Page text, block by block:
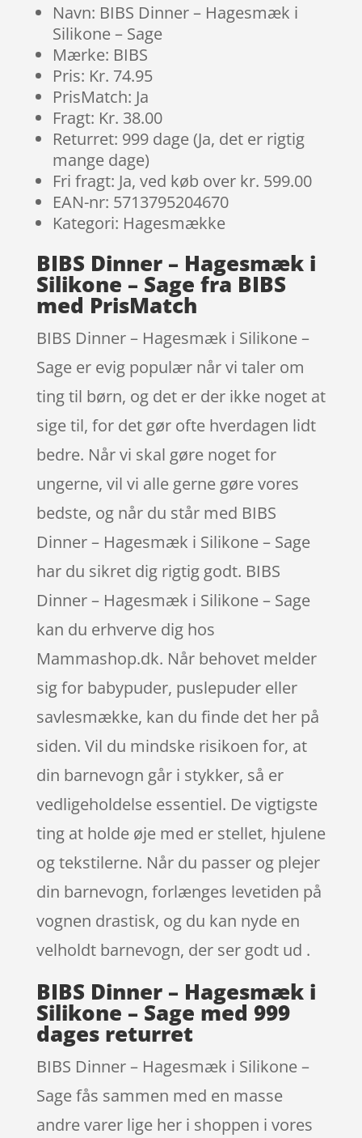
Navn: BIBS Dinner – Hagesmæk i
Silikone – Sage
Mærke: BIBS
Pris: Kr. 74.95
PrisMatch: Ja
Fragt: Kr. 38.00
Returret: 999 dage (Ja, det er rigtig
mange dage)
Fri fragt: Ja, ved køb over kr. 599.00
EAN-nr: 5713795204670
Kategori: Hagesmække
BIBS Dinner – Hagesmæk i
Silikone – Sage fra BIBS
med PrisMatch
BIBS Dinner – Hagesmæk i Silikone –
Sage er evig populær når vi taler om
ting til børn, og det er der ikke noget at
sige til, for det gør ofte hverdagen lidt
bedre. Når vi skal gøre noget for
ungerne, vil vi alle gerne gøre vores
bedste, og når du står med BIBS
Dinner – Hagesmæk i Silikone – Sage
har du sikret dig rigtig godt. BIBS
Dinner – Hagesmæk i Silikone – Sage
kan du erhverve dig hos
Mammashop.dk. Når behovet melder
sig for babypuder, puslepuder eller
savlesmække, kan du finde det her på
siden. Vil du mindske risikoen for, at
din barnevogn går i stykker, så er
vedligeholdelse essentiel. De vigtigste
ting at holde øje med er stellet, hjulene
og tekstilerne. Når du passer og plejer
din barnevogn, forlænges levetiden på
vognen drastisk, og du kan nyde en
velholdt barnevogn, der ser godt ud .
BIBS Dinner – Hagesmæk i
Silikone – Sage med 999
dages returret
BIBS Dinner – Hagesmæk i Silikone –
Sage fås sammen med en masse
andre varer lige her i shoppen i vores